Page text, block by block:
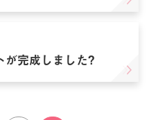
完成しました?